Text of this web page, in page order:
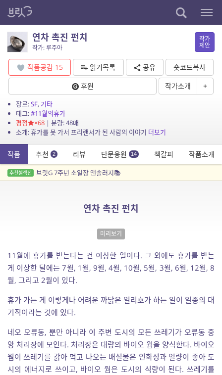
연차 촉진 펀치
작가: 루주아
작가
제안
작품공감 15 읽기목록 공유
숏코드복사
후원
작가소개 +
장르:SF, 기타
태그:#11월의휴가
평점
×68| 분량: 48매
소개: 휴가를 못 가서 프리랜서가 된 사람의 이야기 더보기
작품 추천 2 리뷰 단문응원 14 책갈피 작품소개
추천셀렉션 브릿G 7주년 소일장 앤솔러지📚
연차 촉진 펀치
미리보기
11월에 휴가를 받는다는 건 이상한 일이다. 그 외에도 휴가를 받는
게 이상한 달에는 7월, 1월, 9월, 4월, 10월, 5월, 3월, 6월, 12월, 8
월, 그리고 2월이 있다.
휴가 가는 게 이렇게나 어려운 까닭은 일리호가 하는 일이 일종의 대
기직이라는 것에 있다.
네오 오류동, 뿐만 아니라 이 주변 도시의 모든 쓰레기가 오류동 중
앙 처리장에 모인다. 처리장은 대량의 바이오 웜을 양식한다. 바이오
웜이 쓰레기를 갉아 먹고 나오는 배설물은 인화성과 열량이 좋아 도
시의 에너지로 쓰이고, 바이오 웜은 도시의 식량이 된다. 쓰레기를